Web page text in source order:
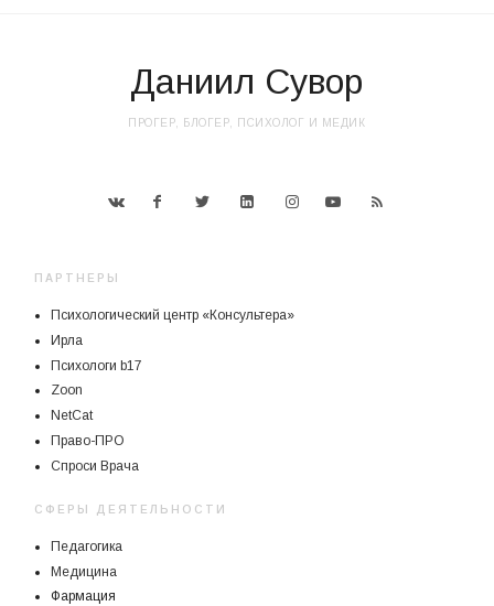
Даниил Сувор
ПРОГЕР, БЛОГЕР, ПСИХОЛОГ И МЕДИК
ПАРТНЕРЫ
Психологический центр «Консультера»
Ирла
Психологи b17
Zoon
NetCat
Право-ПРО
Спроси Врача
СФЕРЫ ДЕЯТЕЛЬНОСТИ
Педагогика
Медицина
Фармация